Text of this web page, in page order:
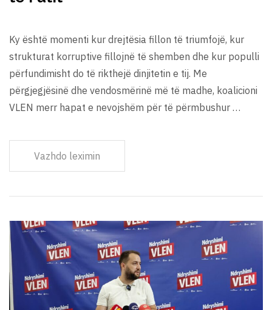
Ky është momenti kur drejtësia fillon të triumfojë, kur
strukturat korruptive fillojnë të shemben dhe kur populli
përfundimisht do të rikthejë dinjitetin e tij. Me
përgjegjësinë dhe vendosmërinë më të madhe, koalicioni
VLEN merr hapat e nevojshëm për të përmbushur …
Vazhdo leximin